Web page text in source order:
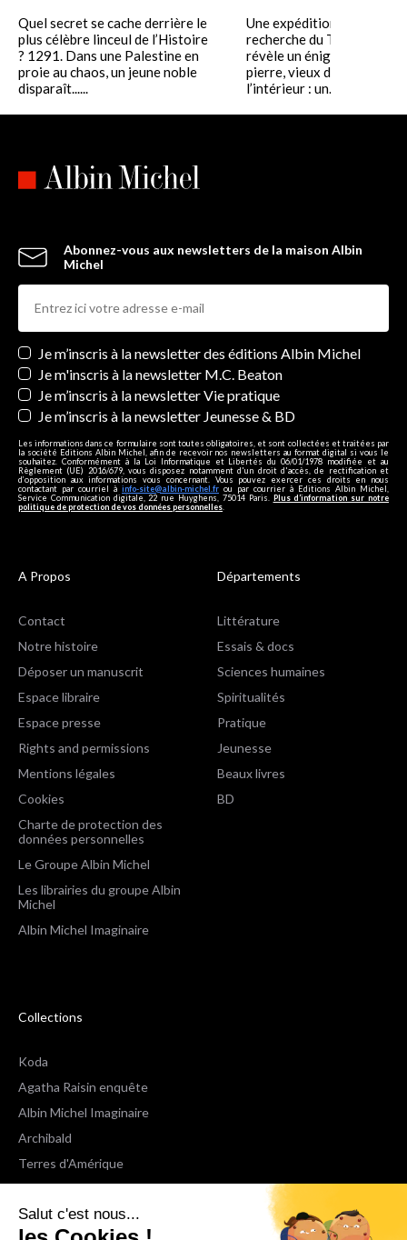
Salut c'est nous...
Quel secret se cache derrière le
plus célèbre linceul de l’Histoire
? 1291. Dans une Palestine en
proie au chaos, un jeune noble
disparaît......
Une expédition
recherche du Temple de
révèle un énigmatique
pierre, vieux de trois mille
l’intérieur : un......
Abonnez-vous aux newsletters de la maison Albin
Michel
Newsletters
Je m’inscris à la newsletter des éditions Albin Michel
Je m'inscris à la newsletter M.C. Beaton
Je m’inscris à la newsletter Vie pratique
Je m’inscris à la newsletter Jeunesse & BD
Les informations dans ce formulaire sont toutes obligatoires, et sont collectées et traitées par
la société Editions Albin Michel, afin de recevoir nos newsletters au format digital si vous le
souhaitez. Conformément à la Loi Informatique et Libertés du 06/01/1978 modifiée et au
Règlement (UE) 2016/679, vous disposez notamment d'un droit d'accès, de rectification et
d’opposition aux informations vous concernant. Vous pouvez exercer ces droits en nous
contactant par courriel à info-site@albin-michel.fr ou par courrier à Editions Albin Michel,
Service Communication digitale, 22 rue Huyghens, 75014 Paris. Plus d’information sur notre
politique de protection de vos données personnelles
A Propos
Contact
Notre histoire
Déposer un manuscrit
Espace libraire
Espace presse
Rights and permissions
Mentions légales
Cookies
Charte de protection des
données personnelles
Le Groupe Albin Michel
Les librairies du groupe Albin
Michel
Albin Michel Imaginaire
Départements
Littérature
Essais & docs
Sciences humaines
Spiritualités
Pratique
Jeunesse
Beaux livres
BD
Collections
Koda
Agatha Raisin enquête
Albin Michel Imaginaire
Archibald
Terres d'Amérique
Espaces Libres Poche
NOX